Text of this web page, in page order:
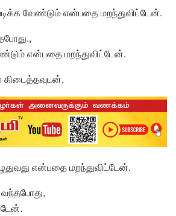
வேண்டும் என்பதை மறந்துவிட்டேன்.
என்பதை மறந்துவிட்டேன்.
கிடைத்தவுடன்,
என்பதை மறந்துவிட்டேன்.